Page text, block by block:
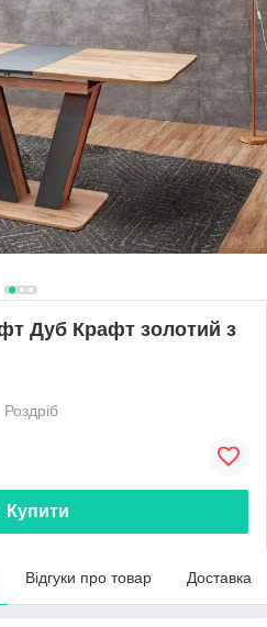
Дуб Крафт золотий з
Роздріб
Купити
Відгуки про товар Доставка